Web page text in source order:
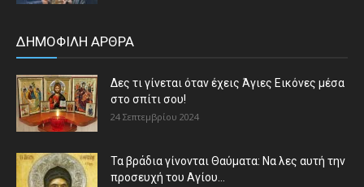
ΔΗΜΟΦΙΛΗ ΑΡΘΡΑ
Δες τι γίνεται όταν έχεις Άγιες Εικόνες μέσα
στο σπίτι σου!
24 Σεπτεμβρίου 2024
Τα βράδια γίνονται Θαύματα: Να λες αυτή την
προσευχή του Αγίου...